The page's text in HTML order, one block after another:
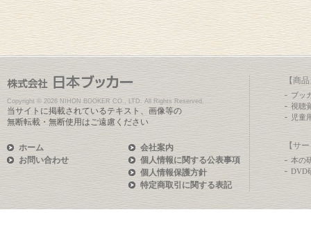
Copyright © 2026 NIHON BOOKER CO., LTD. All Rights Reserved.
当サイトに掲載されているテキスト、画像等の
無断転載・無断使用はご遠慮ください
ホーム
お問い合わせ
会社案内
個人情報に関する公表事項
個人情報保護方針
特定商取引に関する表記
【商
ブッ
視聴
児童
【サ
本の
DVD